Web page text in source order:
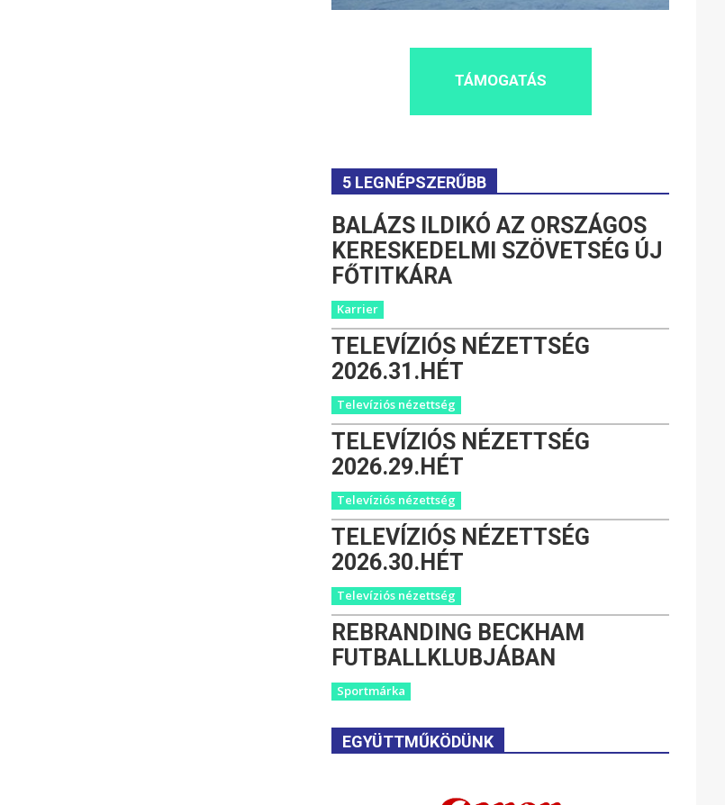
TÁMOGATÁS
5 LEGNÉPSZERŰBB
BALÁZS ILDIKÓ AZ ORSZÁGOS
KERESKEDELMI SZÖVETSÉG ÚJ
FŐTITKÁRA
Karrier
TELEVÍZIÓS NÉZETTSÉG
2026.31.HÉT
Televíziós nézettség
TELEVÍZIÓS NÉZETTSÉG
2026.29.HÉT
Televíziós nézettség
TELEVÍZIÓS NÉZETTSÉG
2026.30.HÉT
Televíziós nézettség
REBRANDING BECKHAM
FUTBALLKLUBJÁBAN
Sportmárka
EGYÜTTMŰKÖDÜNK